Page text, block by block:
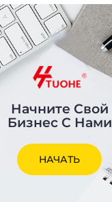
Начните Свой
Бизнес С Нами
НАЧАТЬ